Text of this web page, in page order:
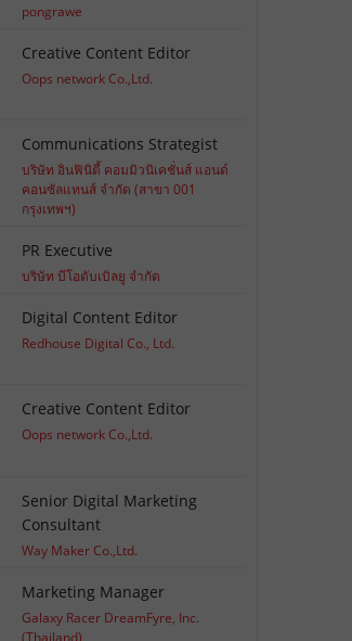
pongrawe
Creative Content Editor
Oops network Co.,Ltd.
Communications Strategist
บริษัท อินฟินิตี้ คอมมิวนิเคชั่นส์ แอนด์
คอนซัลแทนส์ จำกัด (สาขา 001
กรุงเทพฯ)
PR Executive
บริษัท บีโอดับเบิลยู จำกัด
Digital Content Editor
Redhouse Digital Co., Ltd.
Creative Content Editor
Oops network Co.,Ltd.
Senior Digital Marketing
Consultant
Way Maker Co.,Ltd.
Marketing Manager
Galaxy Racer DreamFyre, Inc.
(Thailand)